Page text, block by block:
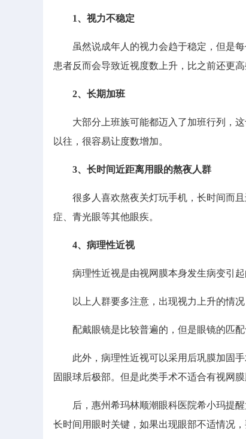
1、视力不稳定
虽然说成年人的视力会趋于稳定，但是每
患者反而会导致近视度数上升，比之前还更高
2、长期加班
大部分上班族可能都迈入了加班行列，这
以往，很容易让度数增加。
3、长时间近距离用眼的熬夜人群
很多人喜欢熬夜关灯玩手机，长时间而且
症、青光眼等其他眼疾。
4、病理性近视
病理性近视是由视网膜本身发生病变引起
以上人群要多注意，出现视力上升的情况
配戴眼镜是比较普遍的，但是眼镜的匹配
此外，病理性近视可以采用后巩膜加固手
固眼球后极部。但是此类手术不适合有视网
后，惠州希玛林顺潮眼科医院希小玛提醒
长时间用眼时关键，如果出现眼部不适情况